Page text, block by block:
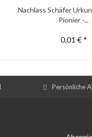
Nachlass Schäfer
Pionier -...
0,01 € *
Persönliche